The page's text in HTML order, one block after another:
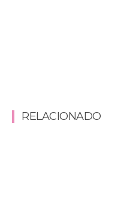
RELACIONADO